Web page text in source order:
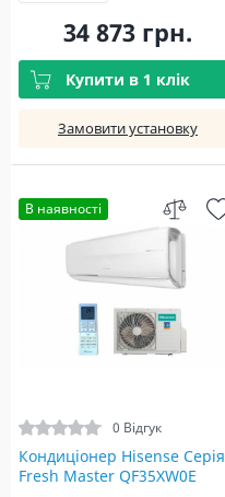
34 873 грн.
Купити в 1 клік
Замовити установку
В наявності
0 Відгук
Кондиціонер Hisense Серія
Fresh Master QF35XW0E